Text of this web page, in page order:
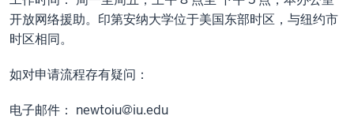
开放网络援助。印第安纳大学位于美国东部时区，与纽约市
时区相同。
如对申请流程存有疑问：
电子邮件： newtoiu@iu.edu